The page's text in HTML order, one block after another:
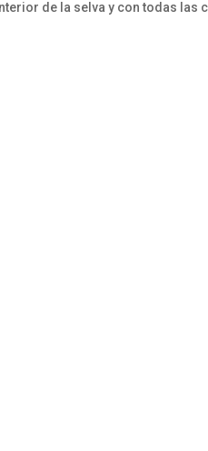
de la selva y con todas las